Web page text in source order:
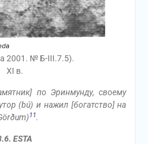
2001. № Б-III.7.5).
XI в.
по Эринмунду, своему
(bú) и нажил [богатство] на
11.
ESTA